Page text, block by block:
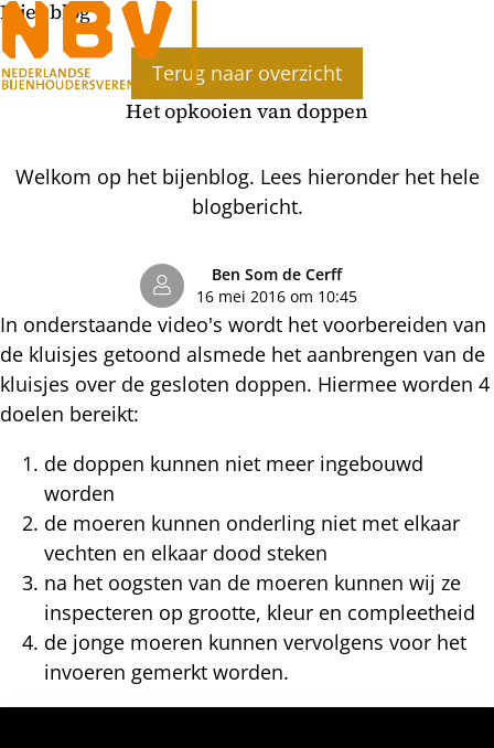
Bijenblog
Terug naar overzicht
Het opkooien van doppen
Welkom op het bijenblog. Lees hieronder het hele
blogbericht.
Ben Som de Cerff
16 mei 2016 om 10:45
In onderstaande video's wordt het voorbereiden van
de kluisjes getoond alsmede het aanbrengen van de
kluisjes over de gesloten doppen. Hiermee worden 4
doelen bereikt:
de doppen kunnen niet meer ingebouwd
worden
de moeren kunnen onderling niet met elkaar
vechten en elkaar dood steken
na het oogsten van de moeren kunnen wij ze
inspecteren op grootte, kleur en compleetheid
de jonge moeren kunnen vervolgens voor het
invoeren gemerkt worden.